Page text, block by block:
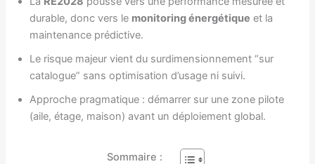
durable, donc vers le monitoring énergétique et la
maintenance prédictive.
Le risque majeur vient du surdimensionnement “sur
catalogue” sans optimisation d’usage ni suivi.
Approche pragmatique : démarrer sur une zone pilote
(aile, étage, maison) avant un déploiement global.
Sommaire :